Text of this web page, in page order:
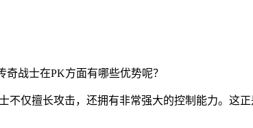
仅擅长攻击，还拥有非常强大的控制能力。这